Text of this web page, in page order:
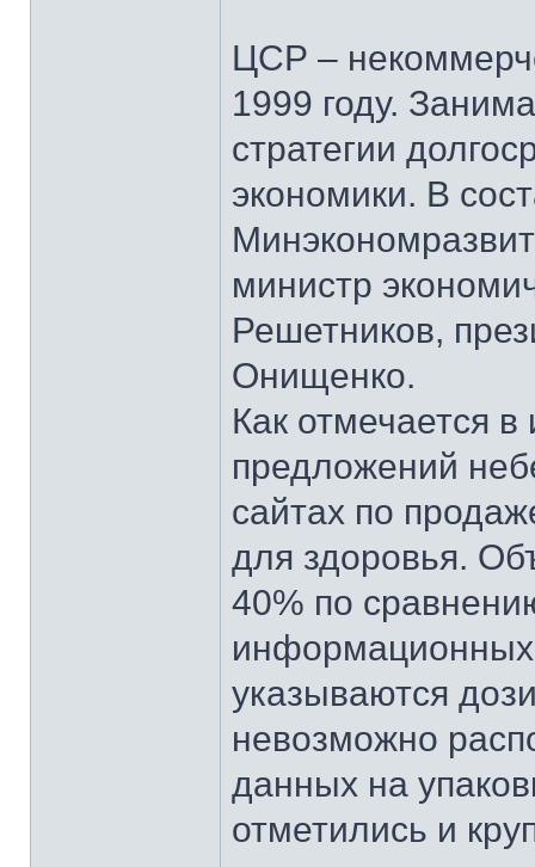
ЦСР –
1999 году.
стратегии
экономики. В
министр
Решетников,
Онищенко.
Как отмечается
предложений
сайтах по
для здоровья.
40% по
информационных
указываются
невозможно
данных на
отметились и